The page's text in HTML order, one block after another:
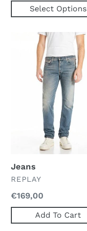
Select Options
Jeans
VERKOPER
REPLAY
Normale
prijs
€169,00
Add To Cart